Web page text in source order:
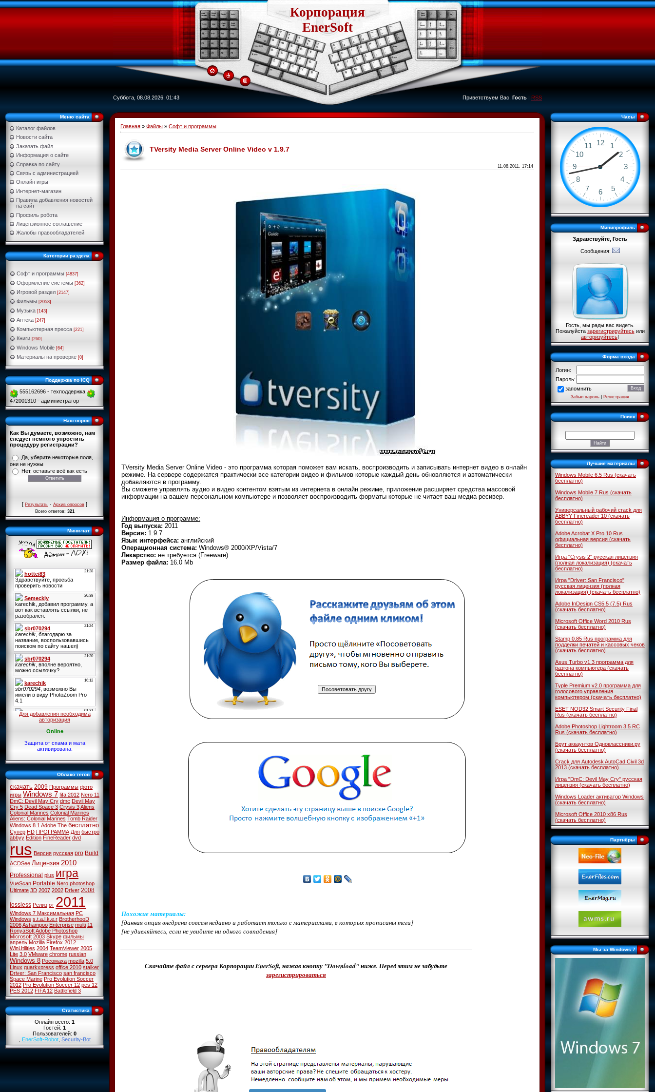
Корпорация
EnerSoft
Суббота, 08.08.2026, 01:43 Приветствуем Вас, Гость|RSS
Меню сайта
Каталог файлов
Новости сайта
Заказать файл
Информация о сайте
Справка по сайту
Связь с администрацией
Онлайн игры
Интернет-магазин
Правила добавления новостей
на сайт
Профиль робота
Лицензионное соглашение
Жалобы правообладателей
Категории раздела
Софт и программы [4837]
Оформление системы [362]
Игровой раздел [2147]
Фильмы [2053]
Музыка [143]
Аптека [247]
Компьютерная пресса [221]
Книги [260]
Windows Mobile [64]
Материалы на проверке [0]
Поддержка по ICQ
555162696 - техподдержка
472001310 - администратор
Наш опрос
Как Вы думаете, возможно, нам
следует немного упростить
процедуру регистрации?
Да, уберите некоторые поля,
они не нужны
Нет, оставьте всё как есть
[Результаты·Архив опросов]
Всего ответов:321
Мини-чат
Для добавления необходима
авторизация
Online
Защита от спама и мата
активирована.
Облако тегов
скачать 2009 Программы фото
игры Windows 7 fifa 2012 Nero 11
DmC: Devil May Cry dmc Devil May
Cry 5 Dead Space 3 Crysis 3Aliens
Colonial Marines Colonial Marines
Aliens: Colonial Marines Tomb Raider
Windows 8.1Adobe The бесплатно
Супер HD ПРОГРАММА Для быстро
abbyy Edition FineReader dvd
rus Версия русская pro Build
ACDSee Лицензия 2010
Professional plus игра
VueScan Portable Nero photoshop
Ultimate 3D 2007 2002 Driver 2008
lossless Релиз от 2011
Windows 7 Максимальная PC
Windows s.t.a.l.k.e.r BrotherhooD
2006Ashampoo Enterprise multi 11
RonyaSoftAdobe Photoshop
Microsoft 2003 Skype фильмы
апрель Mozilla Firefox 2012
WinUtilities 2004 TeamViewer 2005
Lite 3.0 VMware chrome russian
Windows 8 Росомаха mozilla 5.0
Linux quarkxpress office 2010 stalker
Driver: San Francisco san francisco
Space Marine Pro Evolution Soccer
2012 Pro Evolution Soccer 12 pes 12
PES 2012 FIFA 12 Battlefield 3
Статистика
Онлайн всего:1
Гостей:1
Пользователей:0
,EnerSoft-Robot,Security-Bot
Главная » Файлы » Софт и программы
TVersity Media Server Online Video v 1.9.7
11.08.2011, 17:14
TVersity Media Server Online Video - это программа которая поможет вам искать, воспроизводить и записывать интернет видео в онлайн
режиме. На сервере содержатся практически все категории видео и фильмов которые каждый день обновляются и автоматически
добавляются в программу.
Вы сможете управлять аудио и видео контентом взятым из интернета в онлайн режиме, приложение расширяет средства массовой
информации на вашем персональном компьютере и позволяет воспроизводить форматы которые не читает ваш медиа-ресивер.
Информация о программе:
Год выпуска: 2011
Версия: 1.9.7
Язык интерфейса: английский
Операционная система: Windows® 2000/XP/Vista/7
Лекарство: не требуется (Freeware)
Размер файла: 16.0 Mb
Похожие материалы:
[данная опция внедрена совсем недавно и работает только с материалами, в которых прописаны теги]
[не удивляйтесь, если не увидите ни одного совпадения]
Скачайте файл с сервера Корпорации EnerSoft, нажав кнопку "Download" ниже. Перед этим не забудьте
зарегистрироваться
Часы
Минипрофиль
Здравствуйте, Гость
Сообщения:
Гость, мы рады вас видеть.
Пожалуйстазарегистрируйтесьили
авторизуйтесь!
Форма входа
Логин:
Пароль:
запомнить
Забыл пароль|Регистрация
Поиск
Лучшие материалы
Windows Mobile 6.5 Rus (скачать
бесплатно)
Windows Mobile 7 Rus (скачать
бесплатно)
Универсальный рабочий crack для
ABBYY Finereader 10 (скачать
бесплатно)
Adobe Acrobat X Pro 10 Rus
официальная версия (скачать
бесплатно)
Игра "Crysis 2" русская лицензия
(полная локализация) (скачать
бесплатно)
Игра "Driver: San Francisco"
русская лицензия (полная
локализация) (скачать бесплатно)
Adobe InDesign CS5.5 (7.5) Rus
(скачать бесплатно)
Microsoft Office Word 2010 Rus
(скачать бесплатно)
Stamp 0.85 Rus программа для
подделки печатей и кассовых чеков
(скачать бесплатно)
Asus Turbo v1.3 программа для
разгона компьютера (скачать
бесплатно)
Typle Premium v2.0 программа для
голосового управления
компьютером (скачать бесплатно)
ESET NOD32 Smart Security Final
Rus (скачать бесплатно)
Adobe Photoshop Lightroom 3.5 RC
Rus (скачать бесплатно)
Брут аккаунтов Одноклассники.ру
(скачать бесплатно)
Crack для Autodesk AutoCad Civil 3d
2013 (скачать бесплатно)
Игра "DmC: Devil May Cry" русская
лицензия (скачать бесплатно)
Windows Loader активатор Windows
(скачать бесплатно)
Microsoft Office 2010 x86 Rus
(скачать бесплатно)
Партнёры
Мы за Windows 7